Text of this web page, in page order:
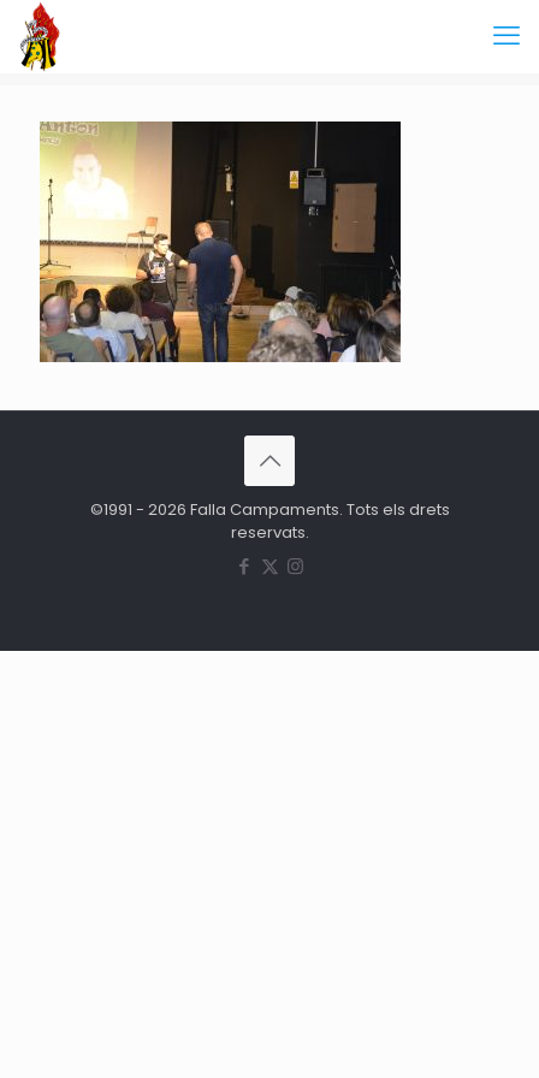
©1991 - 2026 Falla Campaments. Tots els drets
reservats.